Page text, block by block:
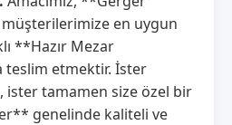
en uygun
**Hazır Mezar
teslim etmektir. İster
ister tamamen size özel bir
genelinde kaliteli ve